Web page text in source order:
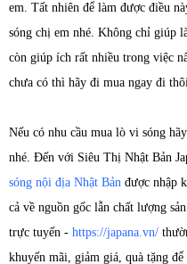
em. Tất nhiên để làm được điều
sóng chị em nhé. Không chỉ giúp
còn giúp ích rất nhiều trong việc
chưa có thì hãy đi mua ngay đi
Nếu có nhu cầu mua lò vi sóng
nhé. Đến với Siêu Thị Nhật Bản
sóng nội địa Nhật Bản được nhập
cả về nguồn gốc lẫn chất lượng
trực tuyến - https://japana.vn/
khuyến mãi, giảm giá, quà tặng